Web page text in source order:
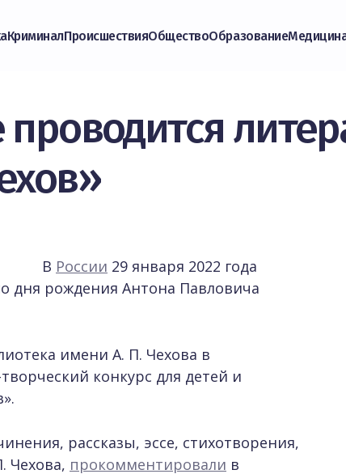
КриминалПроисшествияОбществоОбразование
В России 29 января 2022 года
дня рождения Антона Павловича
имени А. П. Чехова в
конкурс для детей и
рассказы, эссе, стихотворения,
Чехова, прокомментировали в